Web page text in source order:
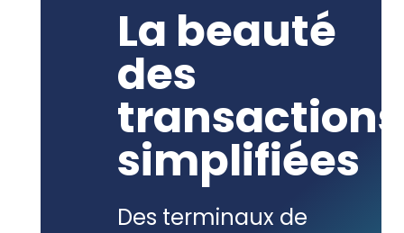
La beauté
des
transactions
simplifiées
Des terminaux de